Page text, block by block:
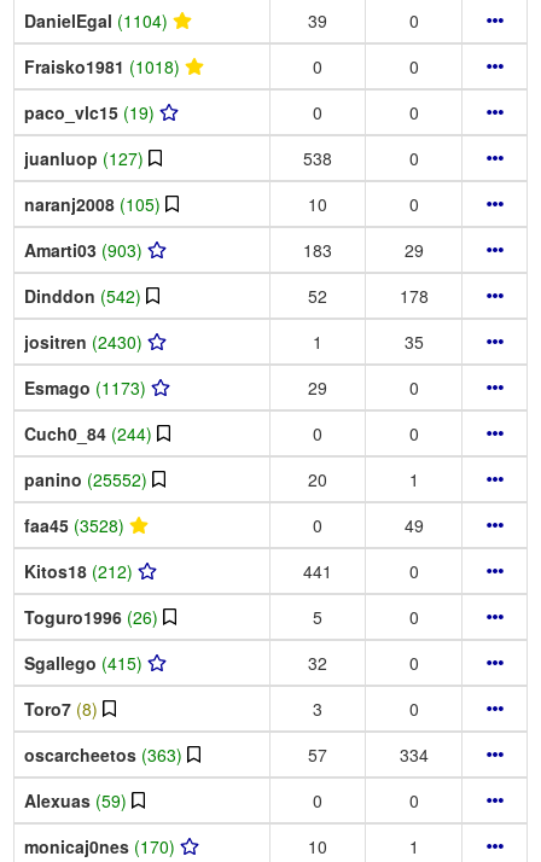
DanielEgal (1104) 39
0
Fraisko1981 (1018) 0
0
paco_vlc15 (19) 0
0
juanluop (127) 538
0
naranj2008 (105) 10
0
Amarti03 (903) 183
29
Dinddon (542) 52
178
jositren (2430) 1
35
Esmago (1173) 29
0
Cuch0_84 (244) 0
0
panino (25552) 20
1
faa45 (3528) 0
49
Kitos18 (212) 441
0
Toguro1996 (26) 5
0
Sgallego (415) 32
0
Toro7 (8) 3
0
oscarcheetos (363) 57
334
Alexuas (59) 0
0
monicaj0nes (170) 10
1